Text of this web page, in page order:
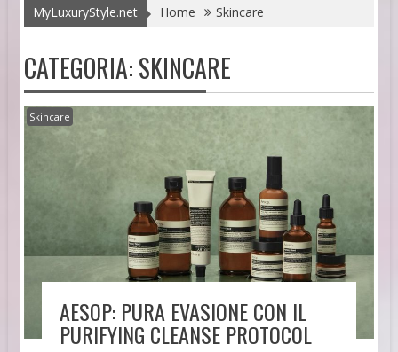
MyLuxuryStyle.net Home Skincare
CATEGORIA:SKINCARE
Skincare
AESOP: PURA EVASIONE CON IL
PURIFYING CLEANSE PROTOCOL